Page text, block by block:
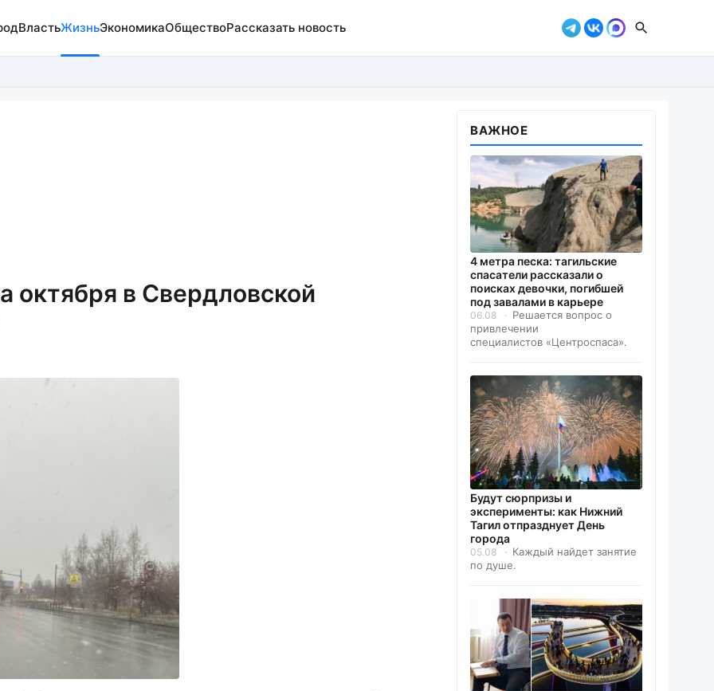
ВластьЖизньЭкономикаОбществоРассказать новость
октября в Свердловской
ВАЖНОЕ
4 метра песка: тагильские
спасатели рассказали о
поисках девочки, погибшей
под завалами в карьере
06.08
Решается вопрос о
привлечении
специалистов «Центроспаса».
Будут сюрпризы и
эксперименты: как Нижний
Тагил отпразднует День
города
05.08
Каждый найдет занятие
по душе.